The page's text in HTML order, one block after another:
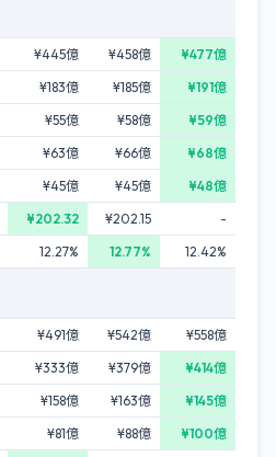
¥445億 ¥458億
¥477億
¥183億 ¥185億
¥191億
¥55億 ¥58億
¥59億
¥63億 ¥66億
¥68億
¥45億 ¥45億
¥48億
¥202.32 ¥202.15
-
12.27% 12.77% 12.42%
¥491億 ¥542億
¥558億
¥333億 ¥379億
¥414億
¥158億 ¥163億
¥145億
¥81億 ¥88億
¥100億